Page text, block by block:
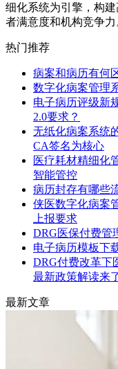
细化系统为引擎，构
者满意度和机构竞争力
热门推荐
病案和病历有何
数字化病案管理
电子病历评级新
2.0要求？
无纸化病案系统
CA签名为核心
医疗耗材精细化
智能管控
病历封存有哪些
侠医数字化病案
上报要求
DRG医保付费管
电子病历模板下
DRG付费改革下
最新政策解读来
最新文章